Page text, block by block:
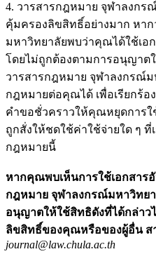
4. วารสารกฎหมาย จุฬาลงกร
คุ้มครองลิขสิทธิ์อย่างมาก หา
มหาวิทยาลัยพบว่าคุณได้ใช้เอ
โดยไม่ถูกต้องตามการอนุญาต
วารสารกฎหมาย จุฬาลงกรณ์
กฎหมายต่อคุณได้ เพื่อเรียกร้อ
คำขอชั่วคราวให้คุณหยุดการใ
ถูกสั่งให้ชดใช้ค่าใช้จ่ายใด ๆ ที่
กฎหมายนี้
หากคุณพบเห็นการใช้เอกสาร
กฎหมาย จุฬาลงกรณ์มหาวิทย
อนุญาตให้ใช้สิทธิดังที่ได้กล่าว
ลิขสิทธิ์ของคุณหรือของผู้อื่น ส
journal@law.chula.ac.th